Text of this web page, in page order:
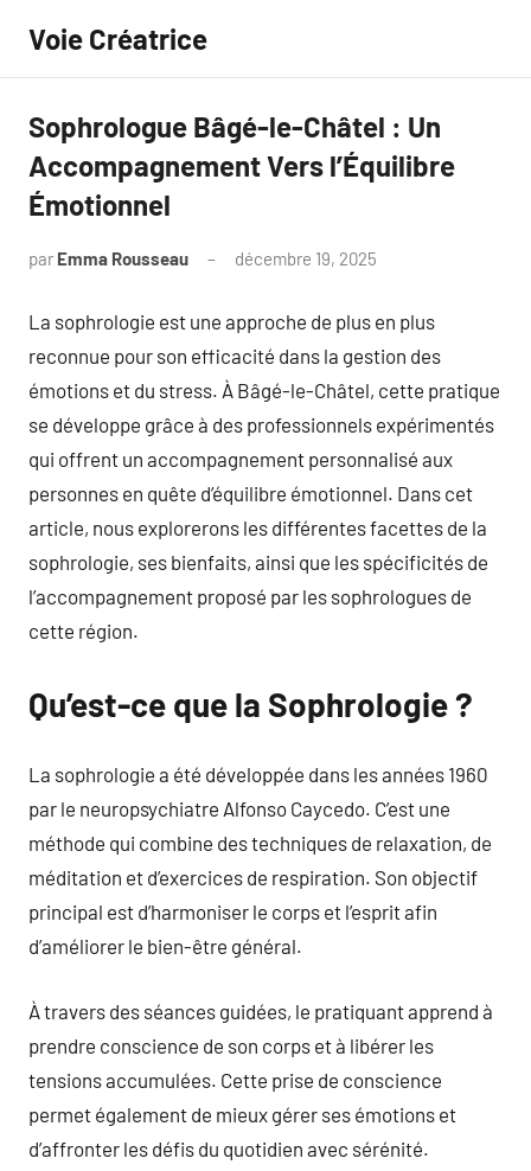
contenu
Voie Créatrice
Sophrologue Bâgé-le-Châtel : Un
Accompagnement Vers l’Équilibre
Émotionnel
par Emma Rousseau décembre 19, 2025
La sophrologie est une approche de plus en plus
reconnue pour son efficacité dans la gestion des
émotions et du stress. À Bâgé-le-Châtel, cette pratique
se développe grâce à des professionnels expérimentés
qui offrent un accompagnement personnalisé aux
personnes en quête d’équilibre émotionnel. Dans cet
article, nous explorerons les différentes facettes de la
sophrologie, ses bienfaits, ainsi que les spécificités de
l’accompagnement proposé par les sophrologues de
cette région.
Qu’est-ce que la Sophrologie ?
La sophrologie a été développée dans les années 1960
par le neuropsychiatre Alfonso Caycedo. C’est une
méthode qui combine des techniques de relaxation, de
méditation et d’exercices de respiration. Son objectif
principal est d’harmoniser le corps et l’esprit afin
d’améliorer le bien-être général.
À travers des séances guidées, le pratiquant apprend à
prendre conscience de son corps et à libérer les
tensions accumulées. Cette prise de conscience
permet également de mieux gérer ses émotions et
d’affronter les défis du quotidien avec sérénité.